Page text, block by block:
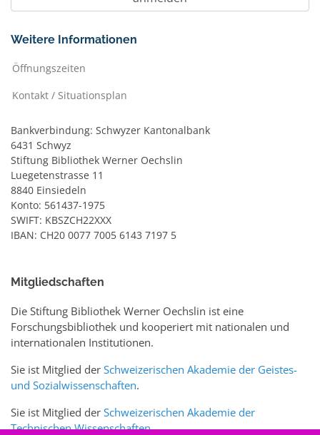
Weitere Informationen
Öffnungszeiten
Kontakt / Situationsplan
Bankverbindung: Schwyzer Kantonalbank
6431 Schwyz
Stiftung Bibliothek Werner Oechslin
Luegetenstrasse 11
8840 Einsiedeln
Konto: 561437-1975
SWIFT: KBSZCH22XXX
IBAN: CH20 0077 7005 6143 7197 5
Mitgliedschaften
Die Stiftung Bibliothek Werner Oechslin ist eine
Forschungsbibliothek und kooperiert mit nationalen und
internationalen Institutionen.
Sie ist Mitglied der Schweizerischen Akademie der Geistes-
und Sozialwissenschaften.
Sie ist Mitglied der Schweizerischen Akademie der
Technischen Wissenschaften.